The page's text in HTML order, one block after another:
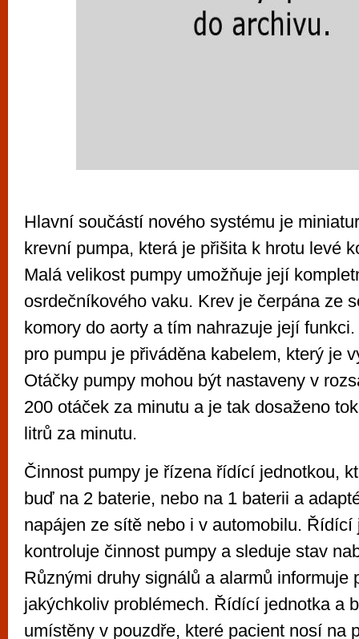
Hlavní součástí nového systému je
krevní pumpa, která je přišita k hrotu levé
Malá velikost pumpy umožňuje její
osrdečníkového vaku. Krev je čerpána ze
komory do aorty a tím nahrazuje její
pro pumpu je přiváděna kabelem, který je
Otáčky pumpy mohou být nastaveny v
200 otáček za minutu a je tak dosaženo
litrů za minutu.
Činnost pumpy je řízena řídící jednotkou,
buď na 2 baterie, nebo na 1 baterii a
napájen ze sítě nebo i v automobilu. Řídící
kontroluje činnost pumpy a sleduje stav
Různými druhy signálů a alarmů informuje
jakýchkoliv problémech. Řídící jednotka a
umístěny v pouzdře, které pacient nosí na